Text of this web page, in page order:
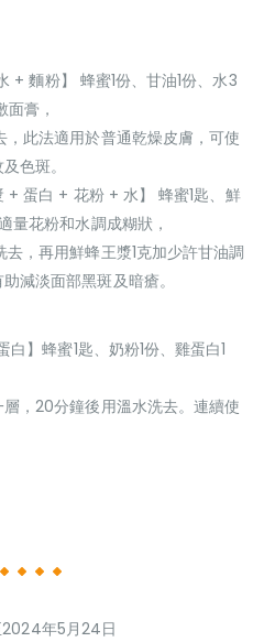
+ 麵粉】 蜂蜜1份、甘油1份、水3
膏，
此法適用於普通乾燥皮膚，可使
色斑。
蛋白 + 花粉 + 水】 蜂蜜1匙、鮮
量花粉和水調成糊狀，
，再用鮮蜂王漿1克加少許甘油調
減淡面部黑斑及暗瘡。
】蜂蜜1匙、奶粉1份、雞蛋白1
，20分鐘後用溫水洗去。連續使
年5月24日